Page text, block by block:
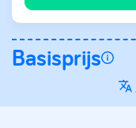
Basisprijs